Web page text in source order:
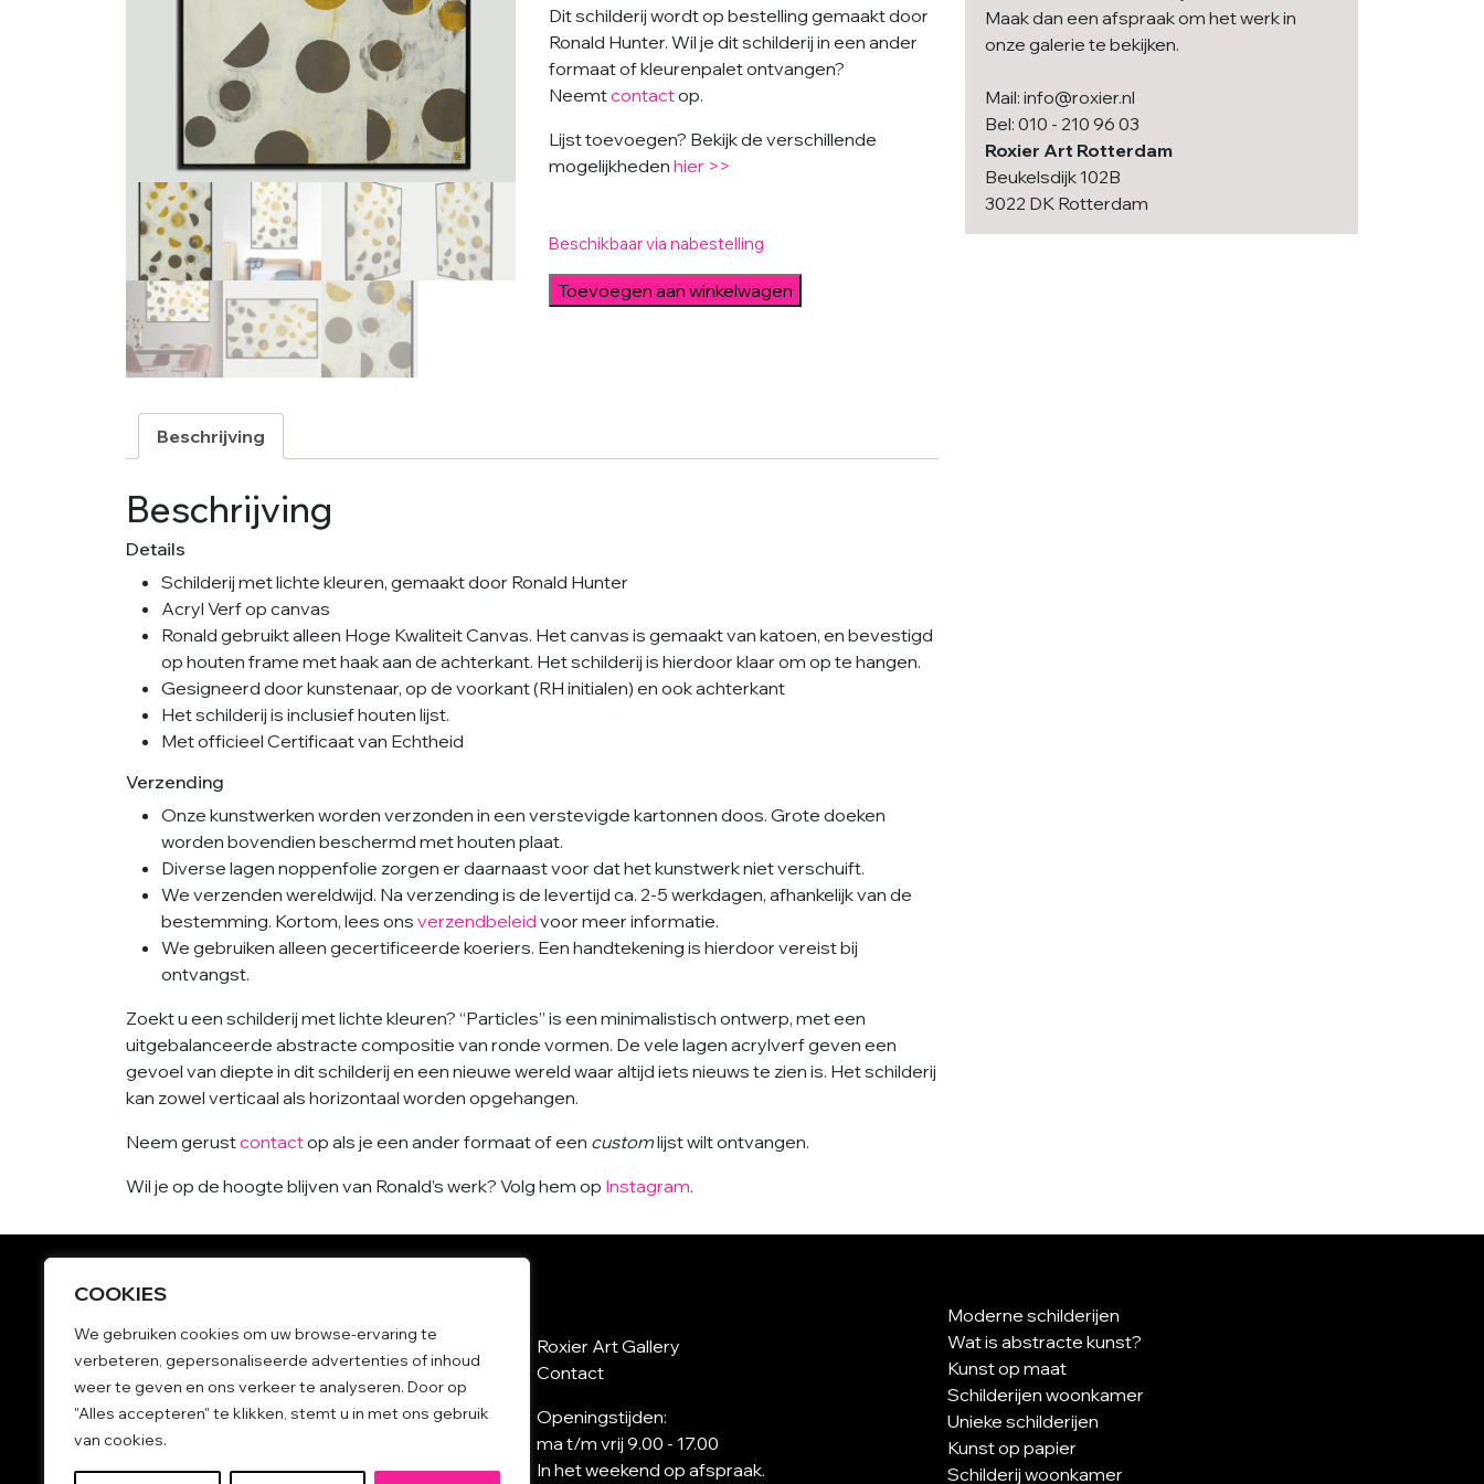
COOKIES
We gebruiken cookies om uw browse-ervaring te
verbeteren, gepersonaliseerde advertenties of inhoud
weer te geven en ons verkeer te analyseren. Door op
"Alles accepteren" te klikken, stemt u in met ons gebruik
van cookies.
Dit schilderij wordt op bestelling gemaakt door
Ronald Hunter. Wil je dit schilderij in een ander
formaat of kleurenpalet ontvangen?
Neemtcontactop.
Lijst toevoegen? Bekijk de verschillende
mogelijkheden hier >>
Beschikbaar via nabestelling
Particles
aantal
Toevoegen aan winkelwagen
Beschrijving
Beschrijving
Details
Schilderij met lichte kleuren, gemaakt door Ronald Hunter
Acryl Verf op canvas
Ronald gebruikt alleen Hoge Kwaliteit Canvas. Het canvas is gemaakt van katoen, en bevestigd
op houten frame met haak aan de achterkant. Het schilderij is hierdoor klaar om op te hangen.
Gesigneerd door kunstenaar, op de voorkant (RH initialen) en ook achterkant
Het schilderij is inclusief houten lijst.
Met officieel Certificaat van Echtheid
Verzending
Onze kunstwerken worden verzonden in een verstevigde kartonnen doos. Grote doeken
worden bovendien beschermd met houten plaat.
Diverse lagen noppenfolie zorgen er daarnaast voor dat het kunstwerk niet verschuift.
We verzenden wereldwijd. Na verzending is de levertijd ca. 2-5 werkdagen, afhankelijk van de
bestemming. Kortom, lees ons verzendbeleid voor meer informatie.
We gebruiken alleen gecertificeerde koeriers. Een handtekening is hierdoor vereist bij
ontvangst.
Zoekt u een schilderij met lichte kleuren? “Particles” is een minimalistisch ontwerp, met een
uitgebalanceerde abstracte compositie van ronde vormen. De vele lagen acrylverf geven een
gevoel van diepte in dit schilderij en een nieuwe wereld waar altijd iets nieuws te zien is. Het schilderij
kan zowel verticaal als horizontaal worden opgehangen.
Neem gerustcontactop als je een ander formaat of een customlijst wilt ontvangen.
Wil je op de hoogte blijven van Ronald’s werk? Volg hem op Instagram.
Maak dan een afspraak om het werk in
onze galerie te bekijken.
Mail: info@roxier.nl
Bel: 010 - 210 96 03
Roxier Art Rotterdam
Beukelsdijk 102B
3022 DK Rotterdam
Kleurrijke schilderijen
Kunst kopen
Betaalbare schilderijen
Kunst aan de muur
Blauwe schilderijen
Kunst galerie
Roxier Art Gallery
Contact
Openingstijden:
ma t/m vrij 9.00 - 17.00
In het weekend op afspraak.
Moderne schilderijen
Wat is abstracte kunst?
Kunst op maat
Schilderijen woonkamer
Unieke schilderijen
Kunst op papier
Schilderij woonkamer